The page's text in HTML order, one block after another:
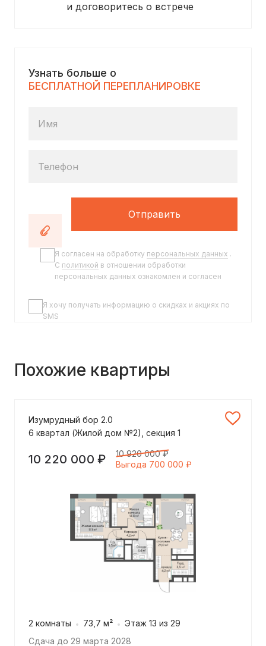
и договоритесь о встрече
Узнать больше о
БЕСПЛАТНОЙ ПЕРЕПЛАНИРОВКЕ
Имя
Телефон
Отправить
Я согласен на обработку персональных данных .
C политикой в отношении обработки
персональных данных ознакомлен и согласен
Я хочу получать информацию о скидках и акциях по
SMS
Похожие квартиры
Изумрудный бор 2.0
6 квартал (Жилой дом №2), секция 1
10 220 000 ₽
10 920 000 ₽
Выгода 700 000 ₽
2 комнаты 73,7 м²
Этаж 13 из 29
Сдача до 29 марта 2028